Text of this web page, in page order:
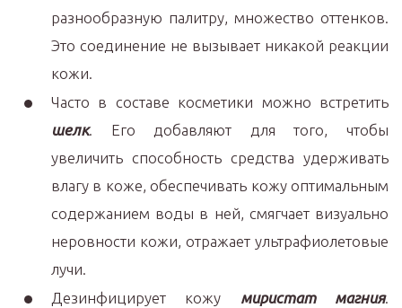
разнообразную палитру, множество оттенков.
Это соединение не вызывает никакой реакции
кожи.
Часто в составе косметики можно встретить
шелк. Его добавляют для того, чтобы
увеличить способность средства удерживать
влагу в коже, обеспечивать кожу оптимальным
содержанием воды в ней, смягчает визуально
неровности кожи, отражает ультрафиолетовые
лучи.
Дезинфицирует кожу миристат магния.